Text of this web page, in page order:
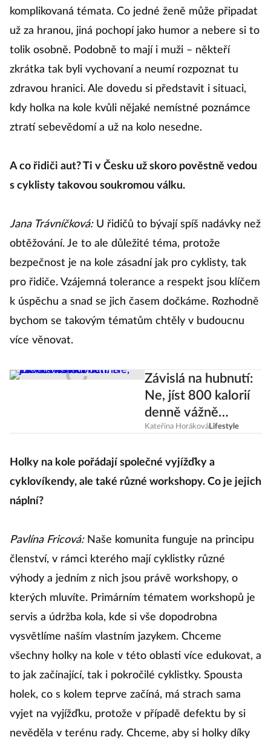
komplikovaná témata. Co jedné ženě může připadat
už za hranou, jiná pochopí jako humor a nebere si to
tolik osobně. Podobně to mají i muži – někteří
zkrátka tak byli vychovaní a neumí rozpoznat tu
zdravou hranici. Ale dovedu si představit i situaci,
kdy holka na kole kvůli nějaké nemístné poznámce
ztratí sebevědomí a už na kolo nesedne.
A co řidiči aut? Ti v Česku už skoro pověstně vedou
s cyklisty takovou soukromou válku.
Jana Trávníčková:U řidičů to bývají spíš nadávky než
obtěžování. Je to ale důležité téma, protože
bezpečnost je na kole zásadní jak pro cyklisty, tak
pro řidiče. Vzájemná tolerance a respekt jsou klíčem
k úspěchu a snad se jich časem dočkáme. Rozhodně
bychom se takovým tématům chtěly v budoucnu
více věnovat.
Závislá na hubnutí:
Ne, jíst 800 kalorií
denně vážně
nestačí
Kateřina HorákováLifestyle
Holky na kole pořádají společné vyjížďky a
cyklovíkendy, ale také různé workshopy. Co je jejich
náplní?
Pavlína Fricová:Naše komunita funguje na principu
členství, v rámci kterého mají cyklistky různé
výhody a jedním z nich jsou právě workshopy, o
kterých mluvíte. Primárním tématem workshopů je
servis a údržba kola, kde si vše dopodrobna
vysvětlíme naším vlastním jazykem. Chceme
všechny holky na kole v této oblasti více edukovat, a
to jak začínající, tak i pokročilé cyklistky. Spousta
holek, co s kolem teprve začíná, má strach sama
vyjet na vyjížďku, protože v případě defektu by si
nevěděla v terénu rady. Chceme, aby si holky díky